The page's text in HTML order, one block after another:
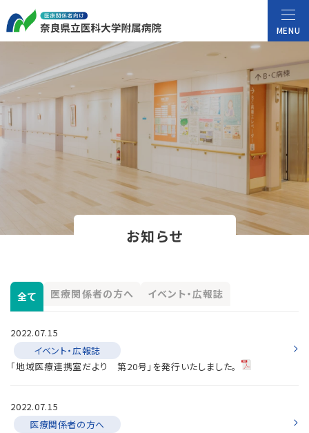
MENU
お知らせ
全て 医療関係者の方へ イベント・広報誌
2022.07.15
イベント・広報誌
「地域医療連携室だより 第20号」を発行いたしました。
2022.07.15
医療関係者の方へ